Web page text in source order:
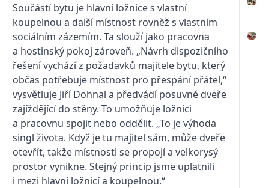
Součástí bytu je hlavní ložnice s vlastní
koupelnou a další místnost rovněž s vlastním
sociálním zázemím. Ta slouží jako pracovna
a hostinský pokoj zároveň. „Návrh dispozičního
řešení vychází z požadavků majitele bytu, který
občas potřebuje místnost pro přespání přátel,“
vysvětluje Jiří Dohnal a předvádí posuvné dveře
zajíždějící do stěny. To umožňuje ložnici
a pracovnu spojit nebo oddělit. „To je výhoda
singl života. Když je tu majitel sám, může dveře
otevřít, takže místnosti se propojí a velkorysý
prostor vynikne. Stejný princip jsme uplatnili
i mezi hlavní ložnicí a koupelnou.“